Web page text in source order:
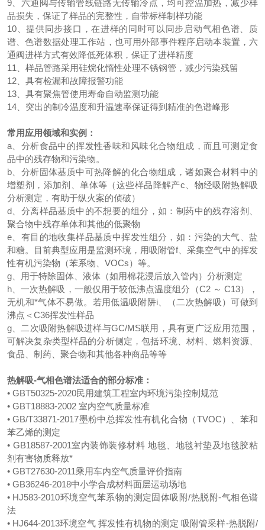
9、六通阀与传输管线链路无传输冷点，均可控温加热，减少样
品损失，保证了样品的完整性，自带标样制样功能
10、提供同步接口，在进样的同时可以同步启动气相色谱、质
谱、色谱数据处理工作站，也可用外部事件程序启动本装置，六
通阀进样方式有效降低死体积，保证了进样精度
11、样品管路采用硅烷化惰性处理不锈钢管，减少污染残留
12、具有检漏和故障报警功能
13、具有聚焦管使用寿命自动监测功能
14、突出的制冷温度和升温速率保证得到精准的色谱峰形
常用应用领域和实例：
a、分析食品中的挥发性香味和风味化合物组成，而且可测定食
品中的残存物和污染物。
b、分析固体基质中可热降解的化合物组成，诸如聚合材料中的
增塑剂，添加剂、单体等（这些样品降解产c、物经吸附热解吸
分析测定，有助于纵火案的侦破）
d、分离样品基质中的不想要的组分，如：制药中的残存溶剂、
聚合物中残存单体和其他的低聚物
e、有目的地收集样品基质中挥发性组分，如：污染的大气、盐
和糖。目前典型应用是监测环境，用吸附管f、采集空气中的挥发
性有机污染物（苯系物、VOCs）等。
g、用于特除固体、液体（如用棉花浸后放入管内）分析测定
h、一次热解吸，一般仅用于较低沸点温度组分（C2 ～ C13），
无机和*气体不易做。若用低温吸附阱i、（二次热解吸）可做到
沸点＜C36挥发性样品
g、二次吸附热解吸进样与GC/MS联用，具有更广泛应用范围，
可解决复杂类型样品的分析侧定，包括环境、材料、燃料资源、
食品、制药、聚合物和其他各种商品等等
热解吸-气相色谱法适合的部分标准：
• GBT50325-2020民用建筑工程室内环境污染控制规范
• GBT18883-2002 室内空气质量标准
• GB/T33871-2017墨粉中总挥发性有机化合物（TVOC）、苯和
苯乙烯的测定
• GB18587-2001室内装饰装修材料 地毯、地毯衬垫及地毯胶粘
剂有害物质释放*
• GBT27630-2011乘用车内空气质量评价指南
• GB36246-2018中小学合成材料面层运动场地
• HJ583-2010环境空气苯系物的测定固体吸附/热脱附-气相色谱
法
• HJ644-2013环境空气 挥发性有机物的测定 吸附管采样-热脱附/